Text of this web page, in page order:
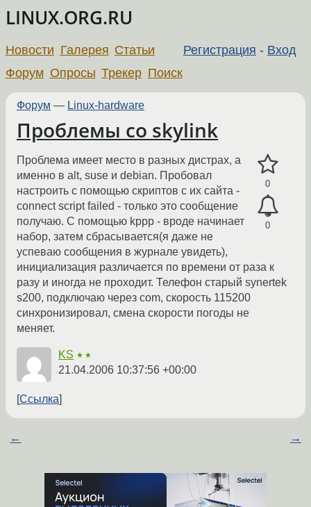
LINUX.ORG.RU
Регистрация - Вход
Новости Галерея Статьи
Форум Опросы Трекер Поиск
Форум — Linux-hardware
Проблемы со skylink
0
0
Проблема имеет место в разных дистрах, а
именно в alt, suse и debian. Пробовал
настроить с помощью скриптов с их сайта -
connect script failed - только это сообщение
получаю. С помощью kppp - вроде начинает
набор, затем сбрасывается(я даже не
успеваю сообщения в журнале увидеть),
инициализация различается по времени от раза к
разу и иногда не проходит. Телефон старый synertek
s200, подключаю через com, скорость 115200
синхронизировал, смена скорости погоды не
меняет.
KS ★★
21.04.2006 10:37:56 +00:00
Ссылка
← →